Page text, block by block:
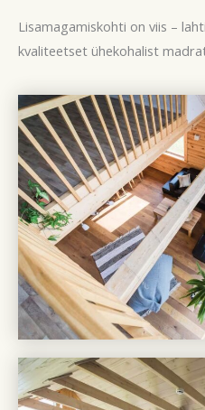
Lisamagamiskohti on viis –
kvaliteetset ühekohalist